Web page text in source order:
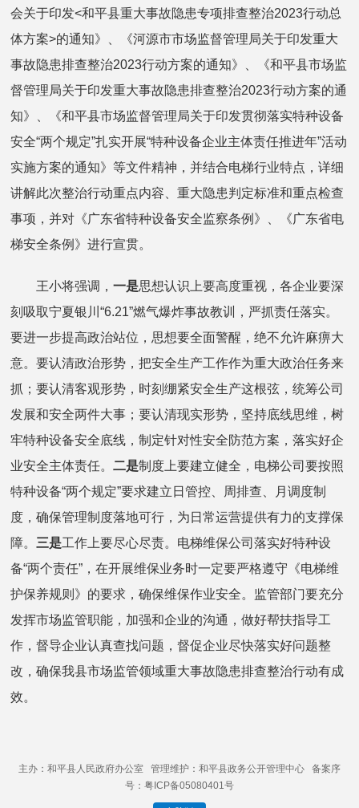
会关于印发<和平县重大事故隐患专项排查整治2023行动总
体方案>的通知》、《河源市市场监督管理局关于印发重大
事故隐患排查整治2023行动方案的通知》、《和平县市场监
督管理局关于印发重大事故隐患排查整治2023行动方案的通
知》、《和平县市场监督管理局关于印发贯彻落实特种设备
安全“两个规定”扎实开展“特种设备企业主体责任推进年”活动
实施方案的通知》等文件精神，并结合电梯行业特点，详细
讲解此次整治行动重点内容、重大隐患判定标准和重点检查
事项，并对《广东省特种设备安全监察条例》、《广东省电
梯安全条例》进行宣贯。
王小将强调，一是思想认识上要高度重视，各企业要深
刻吸取宁夏银川“6.21”燃气爆炸事故教训，严抓责任落实。
要进一步提高政治站位，思想要全面警醒，绝不允许麻痹大
意。要认清政治形势，把安全生产工作作为重大政治任务来
抓；要认清客观形势，时刻绷紧安全生产这根弦，统筹公司
发展和安全两件大事；要认清现实形势，坚持底线思维，树
牢特种设备安全底线，制定针对性安全防范方案，落实好企
业安全主体责任。二是制度上要建立健全，电梯公司要按照
特种设备“两个规定”要求建立日管控、周排查、月调度制
度，确保管理制度落地可行，为日常运营提供有力的支撑保
障。 三是工作上要尽心尽责。电梯维保公司落实好特种设
备“两个责任”，在开展维保业务时一定要严格遵守《电梯维
护保养规则》的要求，确保维保作业安全。监管部门要充分
发挥市场监管职能，加强和企业的沟通，做好帮扶指导工
作，督导企业认真查找问题，督促企业尽快落实好问题整
改，确保我县市场监管领域重大事故隐患排查整治行动有成
效。
主办：和平县人民政府办公室 管理维护：和平县政务公开管理中心 备案序
号：粤ICP备05080401号